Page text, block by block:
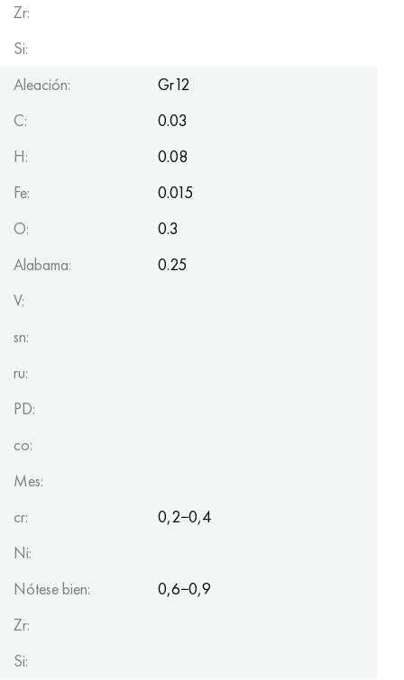
Zr:
Si:
Aleación:
Gr12
C:
0.03
H:
0.08
Fe:
0.015
O:
0.3
Alabama:
0.25
V:
sn:
ru:
PD:
co:
Mes:
cr:
0,2−0,4
Ni:
Nótese bien:
0,6−0,9
Zr:
Si: